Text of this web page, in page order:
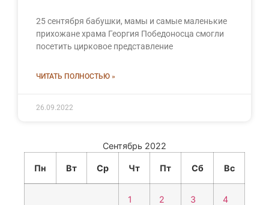
25 сентября бабушки, мамы и самые маленькие
прихожане храма Георгия Победоносца смогли
посетить цирковое представление
ЧИТАТЬ ПОЛНОСТЬЮ »
26.09.2022
Сентябрь 2022
Пн Вт Ср Чт Пт Сб Вс
1 2 3 4